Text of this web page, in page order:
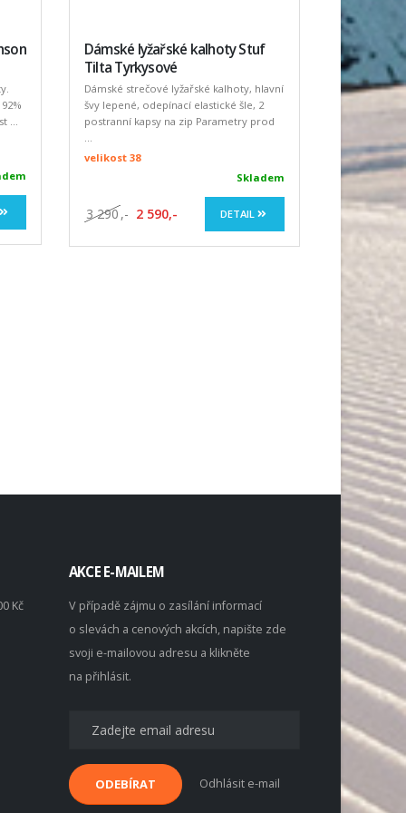
...
Dámské lyžařské kalhoty Stuf
Tilta Tyrkysové
Dámské strečové lyžařské kalhoty, hlavní
švy lepené, odepínací elastické šle, 2
postranní kapsy na zip Parametry prod
...
velikost 38
Skladem
3 290 ,- 2 590,- DETAIL
Kč
AKCE E-MAILEM
V případě zájmu o zasílání informací
o slevách a cenových akcích, napište zde
svoji e-mailovou adresu a klikněte
na přihlásit.
ODEBÍRAT Odhlásit e-mail